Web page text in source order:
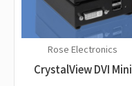
Rose Electronics
CrystalView DVI Mini